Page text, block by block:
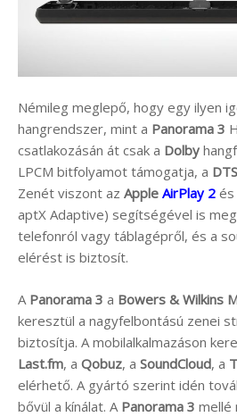
Némileg meglepő, hogy egy ilyen
hangrendszer, mint a Panorama 3
csatlakozásán át csak a Dolby
LPCM bitfolyamot támogatja, a DTS
Zenét viszont az Apple AirPlay 2 és
aptX Adaptive) segítségével is
telefonról vagy táblagépről, és a
elérést is biztosít.
A Panorama 3 a Bowers & Wilkins
keresztül a nagyfelbontású zenei
biztosítja. A mobilalkalmazáson
Last.fm, a Qobuz, a SoundCloud, a
elérhető. A gyártó szerint idén
bővül a kínálat. A Panorama 3 mellé